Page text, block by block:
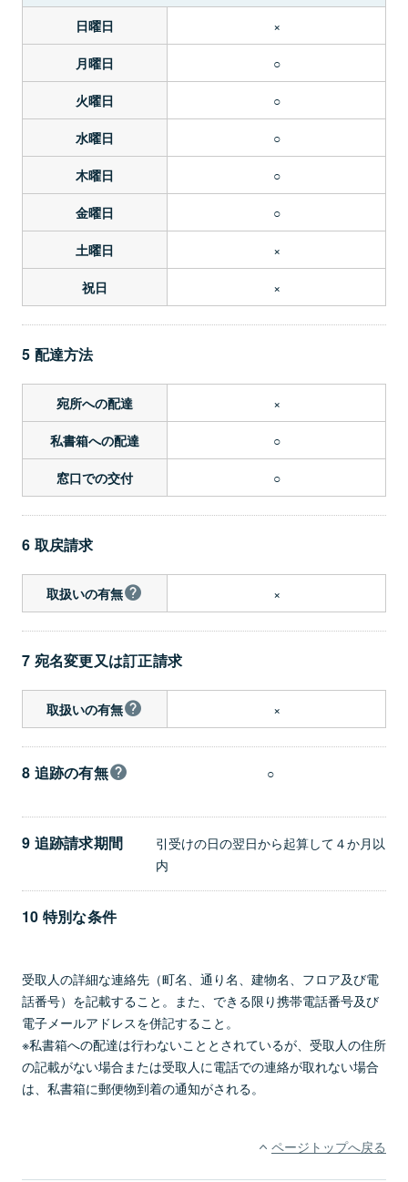
日曜日 ×
月曜日 ○
火曜日 ○
水曜日 ○
木曜日 ○
金曜日 ○
土曜日 ×
祝日 ×
5 配達方法
宛所への配達 ×
私書箱への配達 ○
窓口での交付 ○
6 取戻請求
取扱いの有無 ×
7 宛名変更又は訂正請求
取扱いの有無 ×
8 追跡の有無 ○
9 追跡請求期間
引受けの日の翌日から起算して４か月以
内
10 特別な条件
受取人の詳細な連絡先（町名、通り名、建物名、フロア及び電
話番号）を記載すること。また、できる限り携帯電話番号及び
電子メールアドレスを併記すること。
※私書箱への配達は行わないこととされているが、受取人の住所
の記載がない場合または受取人に電話での連絡が取れない場合
は、私書箱に郵便物到着の通知がされる。
ページトップへ戻る